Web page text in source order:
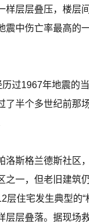
样层层叠压，楼层
震中伤亡率最高的
历过1967年地震的
了半个多世纪前那
洛斯格兰德斯社区
之一，但老旧建筑
层住宅发生典型的“
层层叠落。据现场